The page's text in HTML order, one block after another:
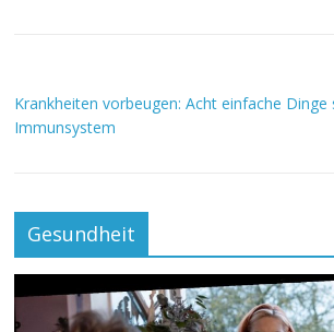
Krankheiten vorbeugen: Acht einfache
Immunsystem
Gesundheit